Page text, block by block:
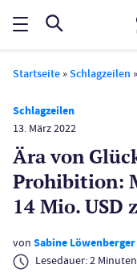
Startseite »Schlagzeilen »
Schlagzeilen
13. März 2022
Ära von
Prohibition:
14 Mio. USD
von Sabine Löwenberger
Lesedauer:2 Minuten